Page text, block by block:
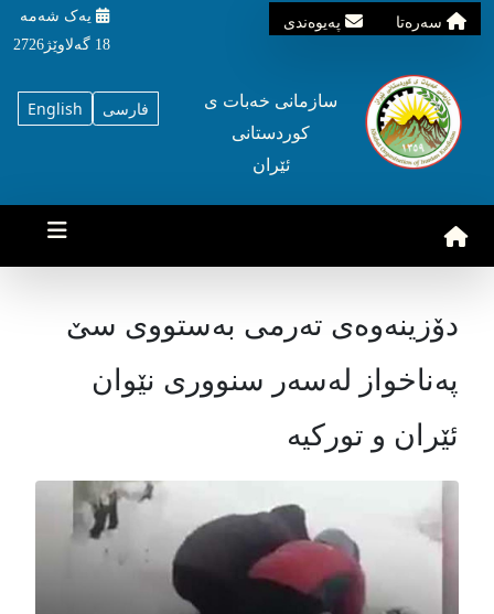
سه‌ره‌تا په‌یوه‌ندی
یه‌ک شه‌مه‌
18 گه‌لاوێژ2726
English فارسی
سازمانی خه‌بات ی
کوردستانی
ئێران
دۆزینەوەی تەرمی بەستووی سێ
پەناخواز لەسەر سنووری نێوان
ئێران و تورکیە